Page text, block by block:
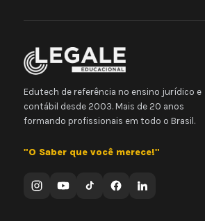
Edutech de referência no ensino jurídico e
contábil desde 2003. Mais de 20 anos
formando profissionais em todo o Brasil.
"O Saber que você merece!"